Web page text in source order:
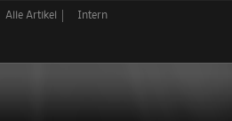
Alle Artikel Intern